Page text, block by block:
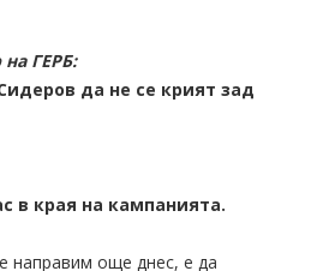
ГЕРБ:
да не се крият зад
в края на кампанията.
направим още днес, е да